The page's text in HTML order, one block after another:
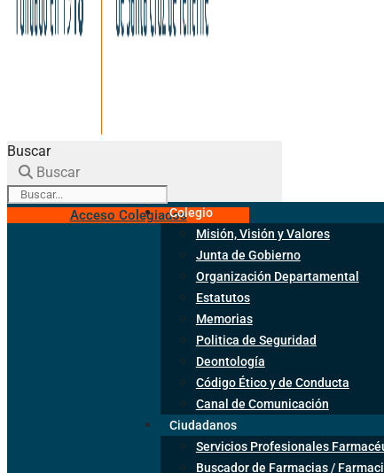
Buscar
Buscar
Acceso ColegiadosColegio
Misión, Visión y Valores
Junta de Gobierno
Organización Departamental
Estatutos
Memorias
Politica de Seguridad
Deontología
Código Ético y de Conducta
Canal de Comunicación
Ciudadanos
Servicios Profesionales
Buscador de Farmacias /